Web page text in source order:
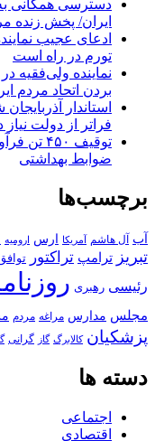
دسترسی همگانی
ایران/ پخش زنده
ادعای عجیب
تورم در راه است
نماینده ولی‌فقیه
بردن اتحاد مردم
استاندار
فراتر از دولت نیاز
توقیف
ضوابط بهداشتی
برچسب‌ها
آب آل هاشم آمریکا ارس ارومیه
تبریز ترامپ تراکتور
رئیسی رهبری
مجلس مدارس مراغه مردم
پزشکیان کالابرگ گاز گرانی
دسته ها
اجتماعی
اقتصادی